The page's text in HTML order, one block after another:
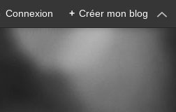
Connexion + Créer mon blog